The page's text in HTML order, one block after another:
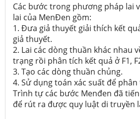
Các bước trong phương pháp lai
lai của MenĐen gồm:
1. Đưa giả thuyết giải thích kết
giả thuyết.
2. Lai các dòng thuần khác nhau
trạng rồi phân tích kết quả ở F1,
3. Tạo các dòng thuần chủng.
4. Sử dụng toán xác suất để
Trình tự các bước Menđen đã
để rút ra được quy luật di truyền